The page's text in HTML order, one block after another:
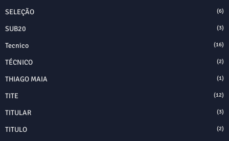
SELEÇÃO (6)
SUB20 (3)
Tecnico (16)
TÉCNICO (2)
THIAGO MAIA (1)
TITE (12)
TITULAR (3)
TITULO (2)